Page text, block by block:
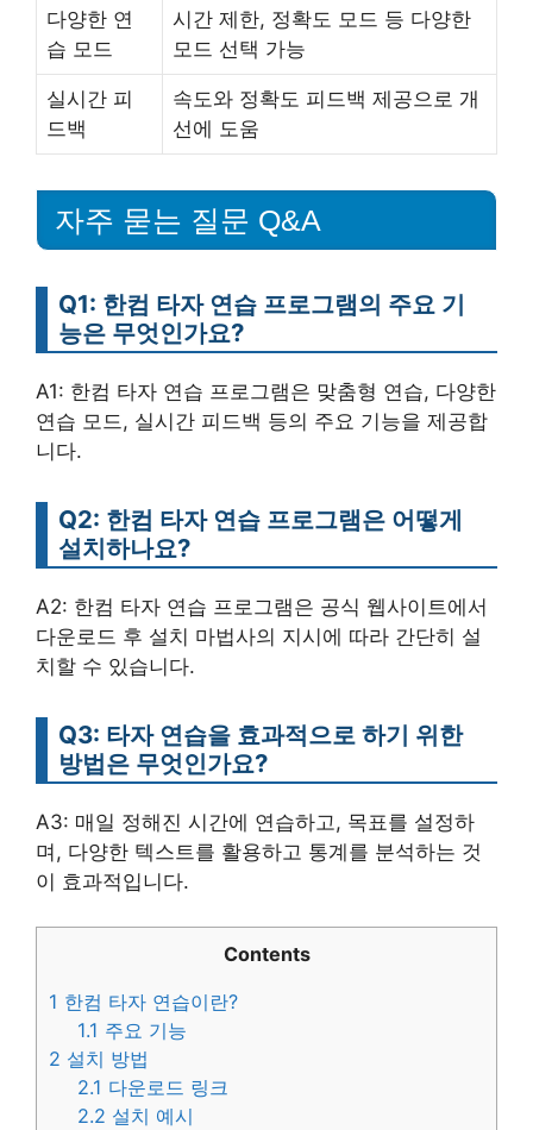
다양한 연
습 모드
시간 제한, 정확도 모드 등 다양한
모드 선택 가능
실시간 피
드백
속도와 정확도 피드백 제공으로 개
선에 도움
자주 묻는 질문 Q&A
Q1: 한컴 타자 연습 프로그램의 주요 기
능은 무엇인가요?
A1: 한컴 타자 연습 프로그램은 맞춤형 연습, 다양한
연습 모드, 실시간 피드백 등의 주요 기능을 제공합
니다.
Q2: 한컴 타자 연습 프로그램은 어떻게
설치하나요?
A2: 한컴 타자 연습 프로그램은 공식 웹사이트에서
다운로드 후 설치 마법사의 지시에 따라 간단히 설
치할 수 있습니다.
Q3: 타자 연습을 효과적으로 하기 위한
방법은 무엇인가요?
A3: 매일 정해진 시간에 연습하고, 목표를 설정하
며, 다양한 텍스트를 활용하고 통계를 분석하는 것
이 효과적입니다.
Contents
1 한컴 타자 연습이란?
1.1 주요 기능
2 설치 방법
2.1 다운로드 링크
2.2 설치 예시